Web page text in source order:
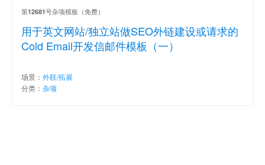
用于英文网站/独立站做SEO外链建设或请求的
Cold Email开发信邮件模板（一）
第12681号杂项模板（免费）
场景： 外联/拓展
分类： 杂项